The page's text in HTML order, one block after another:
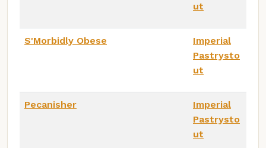
ut
S'Morbidly Obese
Imperial
Pastrysto
ut
Pecanisher
Imperial
Pastrysto
ut